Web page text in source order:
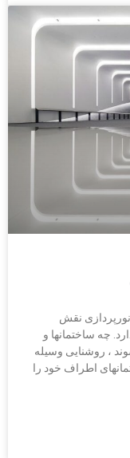
نقش
چه ساختمانها و
، روشنایی وسیله
اطراف خود را